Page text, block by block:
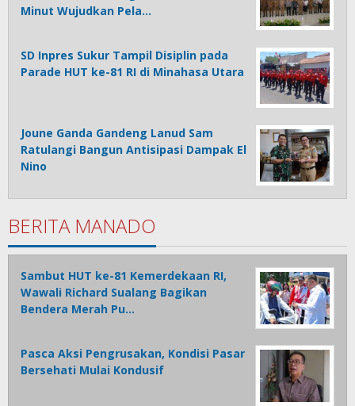
Minut Wujudkan Pela…
SD Inpres Sukur Tampil Disiplin pada
Parade HUT ke-81 RI di Minahasa Utara
Joune Ganda Gandeng Lanud Sam
Ratulangi Bangun Antisipasi Dampak El
Nino
BERITA MANADO
Sambut HUT ke-81 Kemerdekaan RI,
Wawali Richard Sualang Bagikan
Bendera Merah Pu…
Pasca Aksi Pengrusakan, Kondisi Pasar
Bersehati Mulai Kondusif